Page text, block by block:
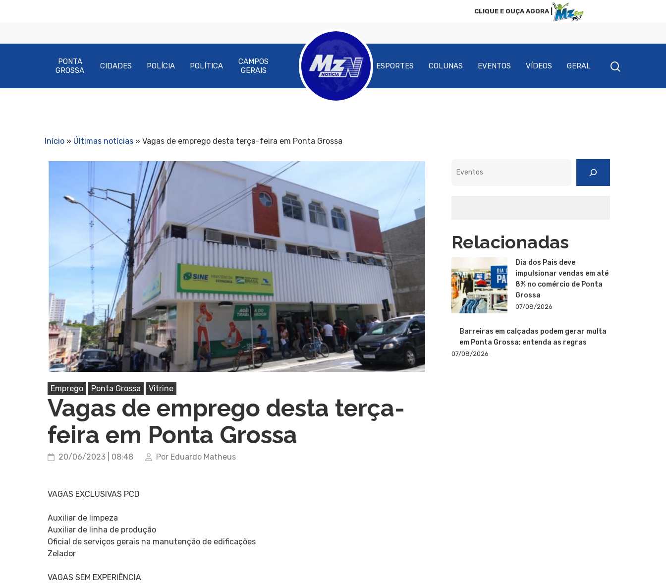
CLIQUE E OUÇA AGORA |
Pressione Enter para pesquisar ou ESC para fechar
PONTA
GROSSA
CIDADES POLÍCIA POLÍTICA
CAMPOS
GERAIS
ESPORTES COLUNAS EVENTOS VÍDEOS GERAL
Início » Últimas notícias » Vagas de emprego desta terça-feira em Ponta Grossa
Emprego Ponta Grossa Vitrine
Vagas de emprego desta terça-
feira em Ponta Grossa
20/06/2023 | 08:48 Por Eduardo Matheus
VAGAS EXCLUSIVAS PCD
Auxiliar de limpeza
Auxiliar de linha de produção
Oficial de serviços gerais na manutenção de edificações
Zelador
VAGAS SEM EXPERIÊNCIA
Relacionadas
Dia dos Pais deve
impulsionar vendas em até
8% no comércio de Ponta
Grossa
07/08/2026
Barreiras em calçadas podem gerar multa
em Ponta Grossa; entenda as regras
07/08/2026